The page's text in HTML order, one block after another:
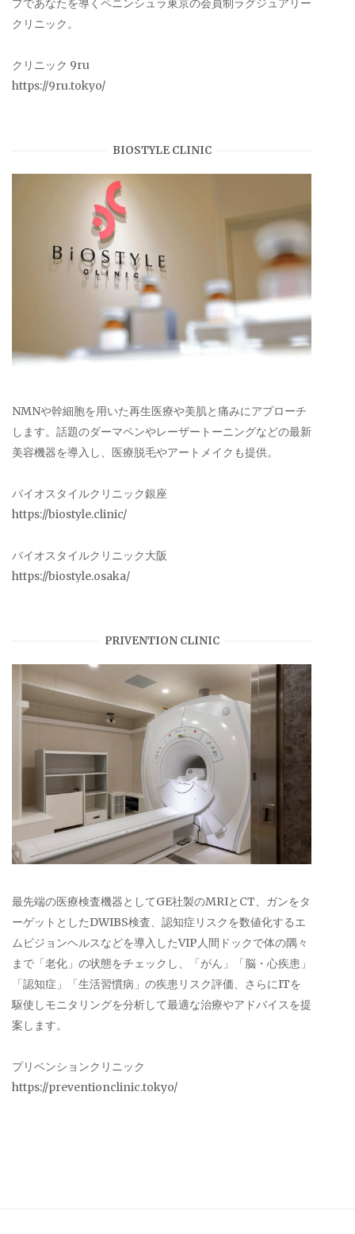
プであなたを導くペニンシュラ東京の会員制ラグジュアリー
クリニック。
クリニック 9ru
https://9ru.tokyo/
BIOSTYLE CLINIC
NMNや幹細胞を用いた再生医療や美肌と痛みにアプローチ
します。話題のダーマペンやレーザートーニングなどの最新
美容機器を導入し、医療脱毛やアートメイクも提供。
バイオスタイルクリニック銀座
https://biostyle.clinic/
バイオスタイルクリニック大阪
https://biostyle.osaka/
PRIVENTION CLINIC
最先端の医療検査機器としてGE社製のMRIとCT、ガンをタ
ーゲットとしたDWIBS検査、認知症リスクを数値化するエ
ムビジョンヘルスなどを導入したVIP人間ドックで体の隅々
まで「老化」の状態をチェックし、「がん」「脳・心疾患」
「認知症」「生活習慣病」の疾患リスク評価、さらにITを
駆使しモニタリングを分析して最適な治療やアドバイスを提
案します。
プリベンションクリニック
https://preventionclinic.tokyo/